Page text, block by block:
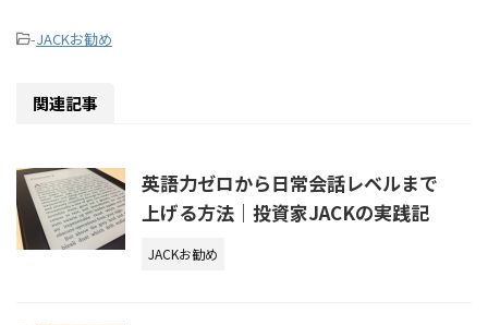
-JACKお勧め
関連記事
英語力ゼロから日常会話レベルまで
上げる方法｜投資家JACKの実践記
JACKお勧め